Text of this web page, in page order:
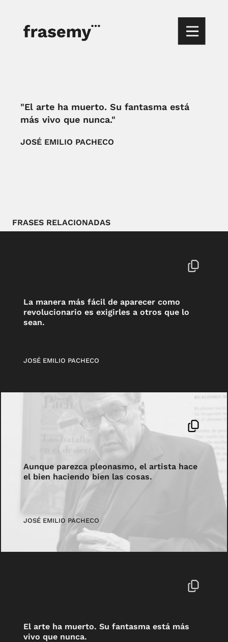
"El arte ha muerto. Su fantasma está
más vivo que nunca."
JOSÉ EMILIO PACHECO
FRASES RELACIONADAS
La manera más fácil de aparecer como
revolucionario es exigirles a otros que lo
sean.
JOSÉ EMILIO PACHECO
Aunque parezca pleonasmo, el artista hace
el bien haciendo bien las cosas.
JOSÉ EMILIO PACHECO
El arte ha muerto. Su fantasma está más
vivo que nunca.